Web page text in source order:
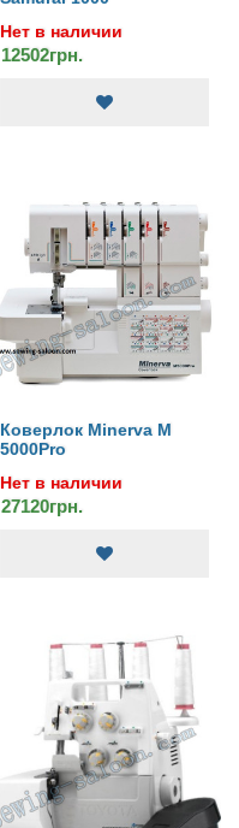
Нет в наличии
12502грн.
Коверлок Minerva М
5000Pro
Нет в наличии
27120грн.